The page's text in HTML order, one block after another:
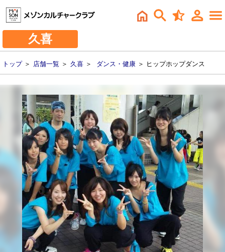
久喜
トップ＞ 店舗一覧 ＞ 久喜 ＞ ダンス・健康 ＞ ヒップホップダンス